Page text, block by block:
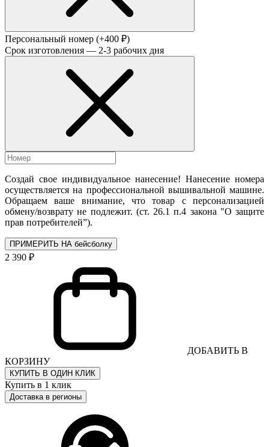
Персональный номер (+400 ₽)
Срок изготовления — 2-3 рабочих дня
Создай свое индивидуальное нанесение! Нанесение номера
осуществляется на профессиональной вышивальной машине.
Обращаем ваше внимание, что товар с персонализацией
обмену/возврату не подлежит. (ст. 26.1 п.4 закона "О защите
прав потребителей”).
ПРИМЕРИТЬ НА бейсболку
2 390 ₽
ДОБАВИТЬ В
КОРЗИНУ
КУПИТЬ В ОДИН КЛИК
Купить в 1 клик
Доставка в регионы